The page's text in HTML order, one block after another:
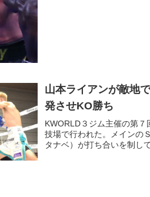
山本ライアンが敵地
発させKO勝ち
KWORLD３ジム主催の第
技場で行われた。メインの
タナベ）が打ち合いを制し